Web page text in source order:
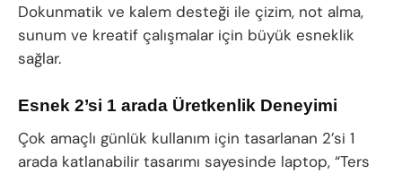
Dokunmatik ve kalem desteği ile çizim, not alma,
sunum ve kreatif çalışmalar için büyük esneklik
sağlar.
Esnek 2’si 1 arada Üretkenlik Deneyimi
Çok amaçlı günlük kullanım için tasarlanan 2’si 1
arada katlanabilir tasarımı sayesinde laptop, “Ters